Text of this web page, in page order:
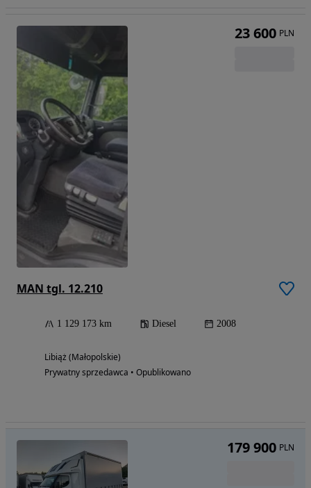
MAN tgl. 12.210
1 129 173 km Diesel 2008
Libiąż (Małopolskie)
Prywatny sprzedawca • Opublikowano
23 600 PLN
179 900 PLN